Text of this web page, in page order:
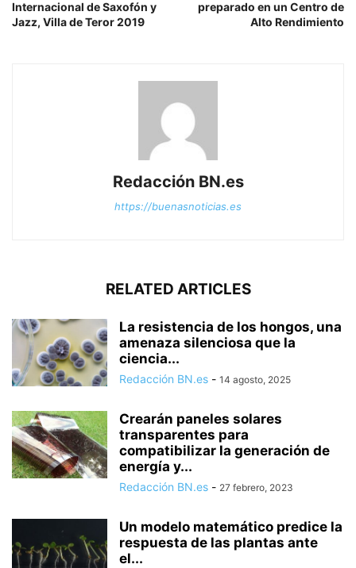
Internacional de Saxofón y
Jazz, Villa de Teror 2019
preparado en un Centro de
Alto Rendimiento
Redacción BN.es
https://buenasnoticias.es
RELATED ARTICLES
La resistencia de los hongos, una
amenaza silenciosa que la
ciencia...
Redacción BN.es - 14 agosto, 2025
Crearán paneles solares
transparentes para
compatibilizar la generación de
energía y...
Redacción BN.es - 27 febrero, 2023
Un modelo matemático predice la
respuesta de las plantas ante
el...